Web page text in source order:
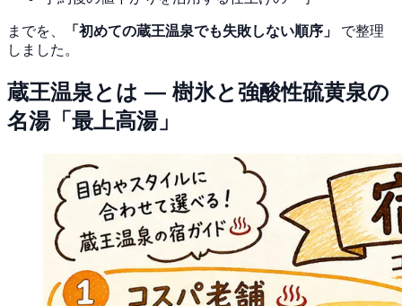
までを、 「初めての蔵王温泉でも失敗しない順序」
で整理
しました。
蔵王温泉とは — 樹氷と強酸性硫黄泉の
名湯「最上高湯」